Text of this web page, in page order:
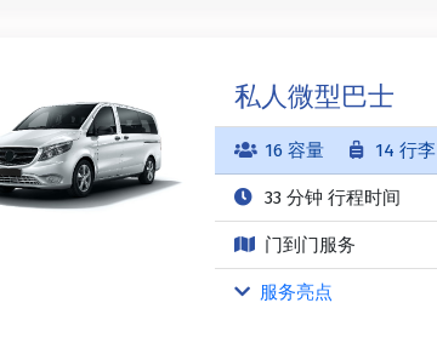
私人微型巴士
16 容量 14 行李
33 分钟 行程时间
门到门服务
服务亮点